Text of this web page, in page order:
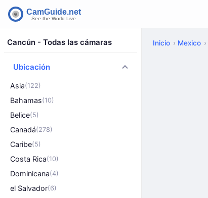
Cancún - Todas las cámaras
Ubicación
Asia(122)
Bahamas(10)
Belice(5)
Canadá(278)
Caribe(5)
Costa Rica(10)
Dominicana(4)
el Salvador(6)
Inicio Mexico